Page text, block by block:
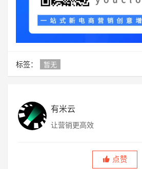
标签： 暂无
有米云
让营销更高效
点赞